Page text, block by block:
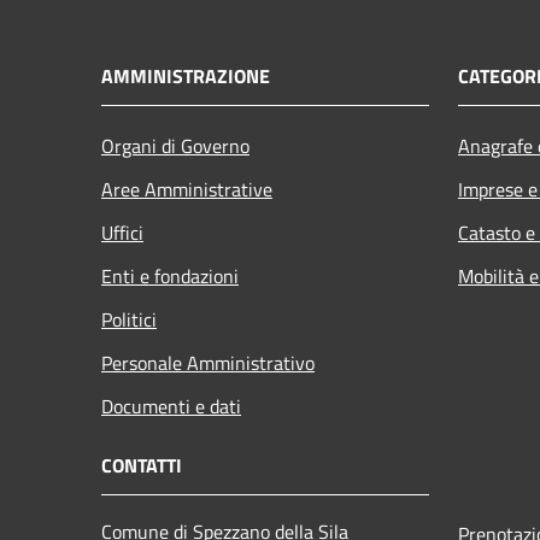
AMMINISTRAZIONE
Organi di Governo
Aree Amministrative
Uffici
Enti e fondazioni
Politici
Personale Amministrativo
Documenti e dati
Imprese
Catasto
Mobilità
CONTATTI
Comune di Spezzano della Sila